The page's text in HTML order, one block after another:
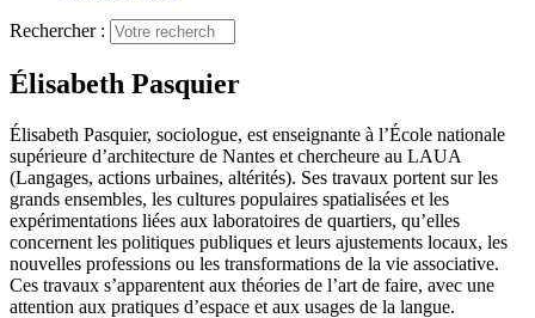
Rechercher :
Élisabeth Pasquier
Élisabeth Pasquier, sociologue, est enseignante à l’École nationale
supérieure d’architecture de Nantes et chercheure au LAUA
(Langages, actions urbaines, altérités). Ses travaux portent sur les
grands ensembles, les cultures populaires spatialisées et les
expérimentations liées aux laboratoires de quartiers, qu’elles
concernent les politiques publiques et leurs ajustements locaux, les
nouvelles professions ou les transformations de la vie associative.
Ces travaux s’apparentent aux théories de l’art de faire, avec une
attention aux pratiques d’espace et aux usages de la langue.